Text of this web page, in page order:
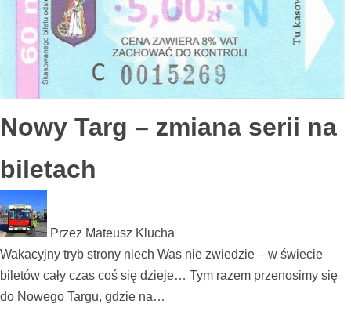
Nowy Targ – zmiana serii na
biletach
Przez Mateusz Klucha
Wakacyjny tryb strony niech Was nie zwiedzie – w świecie
biletów cały czas coś się dzieje… Tym razem przenosimy się
do Nowego Targu, gdzie na…